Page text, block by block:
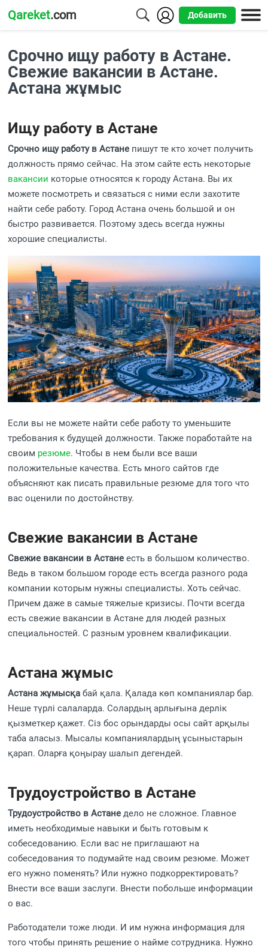
Qareket.com Добавить
Алматы
Астана
Усть-
Каменогорск
Срочно ищу работу в Астане.
Свежие вакансии в Астане.
Астана жұмыс
Ищу работу в Астане
Срочно ищу работу в Астане пишут те кто хочет получить
должность прямо сейчас. На этом сайте есть некоторые
вакансии которые относятся к городу Астана. Вы их
можете посмотреть и связаться с ними если захотите
найти себе работу. Город Астана очень большой и он
быстро развивается. Поэтому здесь всегда нужны
хорошие специалисты.
Если вы не можете найти себе работу то уменьшите
требования к будущей должности. Также поработайте на
своим резюме. Чтобы в нем были все ваши
положительные качества. Есть много сайтов где
объясняют как писать правильные резюме для того что
вас оценили по достойнству.
Свежие вакансии в Астане
Свежие вакансии в Астане есть в большом количество.
Ведь в таком большом городе есть всегда разного рода
компании которым нужны специалисты. Хоть сейчас.
Причем даже в самые тяжелые кризисы. Почти всегда
есть свежие вакансии в Астане для людей разных
специальностей. С разным уровнем квалификации.
Астана жұмыс
Астана жұмысқа бай қала. Қалада көп компаниялар бар.
Неше түрлі салаларда. Солардың арлығына дерлік
қызметкер қажет. Сіз бос орындарды осы сайт арқылы
таба аласыз. Мысалы компаниялардың ұсыныстарын
қарап. Оларға қоңырау шалып дегендей.
Трудоустройство в Астане
Трудоустройство в Астане дело не сложное. Главное
иметь необходимые навыки и быть готовым к
собеседованию. Если вас не приглашают на
собеседования то подумайте над своим резюме. Может
его нужно поменять? Или нужно подкорректировать?
Внести все ваши заслуги. Внести побольше информации
о вас.
Работодатели тоже люди. И им нужна информация для
того чтобы принять решение о найме сотрудника. Нужно